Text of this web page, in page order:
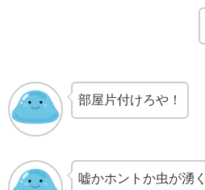
部屋片付けろや！
嘘かホントか虫が湧く